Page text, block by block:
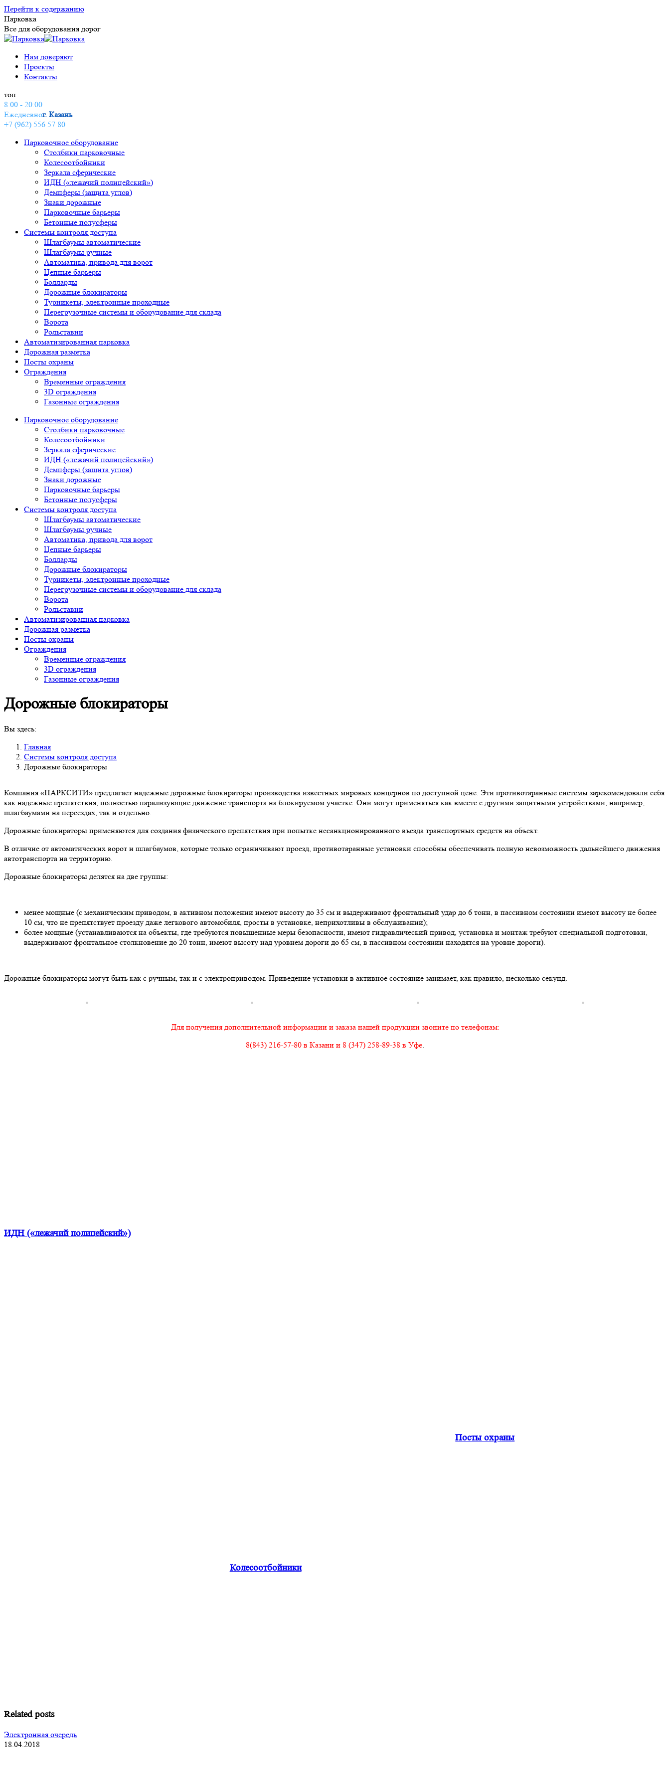
Перейти к содержанию
Парковка
Все для оборудования дорог
Нам доверяют
Проекты
Контакты
топ
8:00 - 20:00
Ежедневног. Казань
+7 (962) 556 57 80
Парковочное оборудование
Столбики парковочные
Колесоотбойники
Зеркала сферические
ИДН («лежачий полицейский»)
Демпферы (защита углов)
Знаки дорожные
Парковочные барьеры
Бетонные полусферы
Системы контроля доступа
Шлагбаумы автоматические
Шлагбаумы ручные
Автоматика, привода для ворот
Цепные барьеры
Болларды
Дорожные блокираторы
Турникеты, электронные проходные
Перегрузочные системы и оборудование для склада
Ворота
Рольставни
Автоматизированная парковка
Дорожная разметка
Посты охраны
Ограждения
Временные ограждения
3D ограждения
Газонные ограждения
Парковочное оборудование
Столбики парковочные
Колесоотбойники
Зеркала сферические
ИДН («лежачий полицейский»)
Демпферы (защита углов)
Знаки дорожные
Парковочные барьеры
Бетонные полусферы
Системы контроля доступа
Шлагбаумы автоматические
Шлагбаумы ручные
Автоматика, привода для ворот
Цепные барьеры
Болларды
Дорожные блокираторы
Турникеты, электронные проходные
Перегрузочные системы и оборудование для склада
Ворота
Рольставни
Автоматизированная парковка
Дорожная разметка
Посты охраны
Ограждения
Временные ограждения
3D ограждения
Газонные ограждения
Дорожные блокираторы
Вы здесь:
Главная
Системы контроля доступа
Дорожные блокираторы
Компания «ПАРКСИТИ» предлагает надежные дорожные блокираторы производства известных мировых концернов по доступной цене. Эти противотаранные системы зарекомендовали себя
как надежные препятствия, полностью парализующие движение транспорта на блокируемом участке. Они могут применяться как вместе с другими защитными устройствами, например,
шлагбаумами на переездах, так и отдельно.
Дорожные блокираторы применяются для создания физического препятствия при попытке несанкционированного въезда транспортных средств на объект.
В отличие от автоматических ворот и шлагбаумов, которые только ограничивают проезд, противотаранные установки способны обеспечивать полную невозможность дальнейшего движения
автотранспорта на территорию.
Дорожные блокираторы делятся на две группы:
менее мощные (с механическим приводом, в активном положении имеют высоту до 35 см и выдерживают фронтальный удар до 6 тонн, в пассивном состоянии имеют высоту не более
10 см, что не препятствует проезду даже легкового автомобиля, просты в установке, неприхотливы в обслуживании);
более мощные (устанавливаются на объекты, где требуются повышенные меры безопасности, имеют гидравлический привод, установка и монтаж требуют специальной подготовки,
выдерживают фронтальное столкновение до 20 тонн, имеют высоту над уровнем дороги до 65 см, в пассивном состоянии находятся на уровне дороги).
Дорожные блокираторы могут быть как с ручным, так и с электроприводом. Приведение установки в активное состояние занимает, как правило, несколько секунд.
Для получения дополнительной информации и заказа нашей продукции звоните по телефонам:
8(843) 216-57-80 в Казани и 8 (347) 258-89-38 в Уфе.
ИДН («лежачий полицейский»)
Колесоотбойники
Посты охраны
Related posts
Электронная очередь
18.04.2018